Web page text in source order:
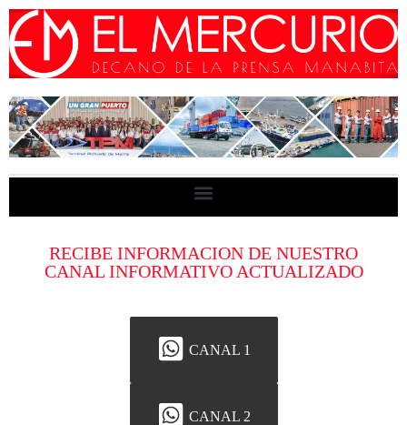
RECIBE INFORMACION DE NUESTRO
CANAL INFORMATIVO ACTUALIZADO
CANAL 1
CANAL 2